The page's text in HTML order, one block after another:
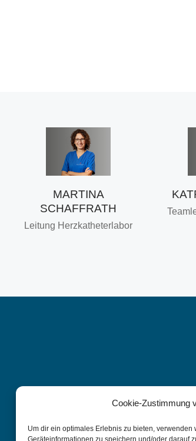
Cookie-Zustimmung
Um dir ein optimales Erlebnis zu bieten,
Geräteinformationen zu speichern und/oder darauf
MARTINA
SCHAFFRATH
Leitung Herzkatheterlabor